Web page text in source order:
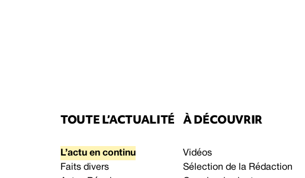
TOUTE L’ACTUALITÉ
L’actu en continu
Faits divers
À DÉCOUVRIR
Vidéos
Sélection de la Rédaction